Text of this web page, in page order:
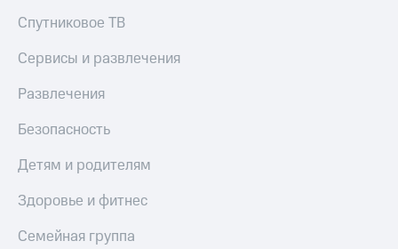
Спутниковое ТВ
Сервисы и развлечения
Развлечения
Безопасность
Детям и родителям
Здоровье и фитнес
Семейная группа